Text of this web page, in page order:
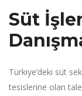
Süt
Türkiye’deki süt
tesislerine olan